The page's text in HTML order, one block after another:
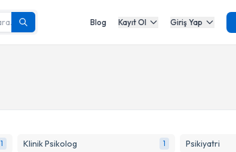
Blog Kayıt Ol Giriş Yap
1 Klinik Psikolog 1 Psikiyatri